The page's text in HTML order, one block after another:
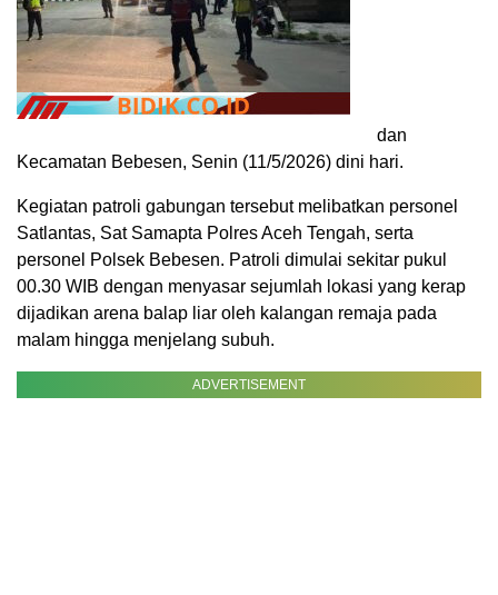
dan
Kecamatan Bebesen, Senin (11/5/2026) dini hari.
Kegiatan patroli gabungan tersebut melibatkan personel
Satlantas, Sat Samapta Polres Aceh Tengah, serta
personel Polsek Bebesen. Patroli dimulai sekitar pukul
00.30 WIB dengan menyasar sejumlah lokasi yang kerap
dijadikan arena balap liar oleh kalangan remaja pada
malam hingga menjelang subuh.
ADVERTISEMENT